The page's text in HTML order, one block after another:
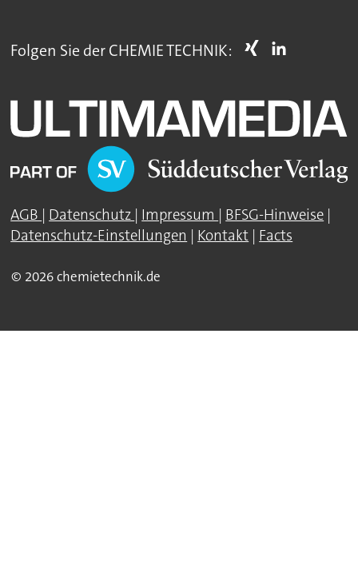
Folgen Sie der CHEMIE TECHNIK:
AGB | Datenschutz | Impressum | BFSG-Hinweise |
Datenschutz-Einstellungen | Kontakt | Facts
© 2026 chemietechnik.de